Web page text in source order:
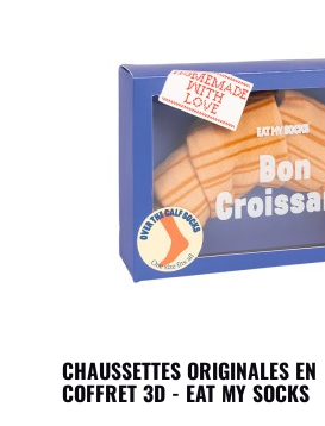
CHAUSSETTES ORIGINALES EN
COFFRET 3D - EAT MY SOCKS